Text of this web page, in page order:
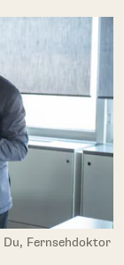
Fernsehdoktor